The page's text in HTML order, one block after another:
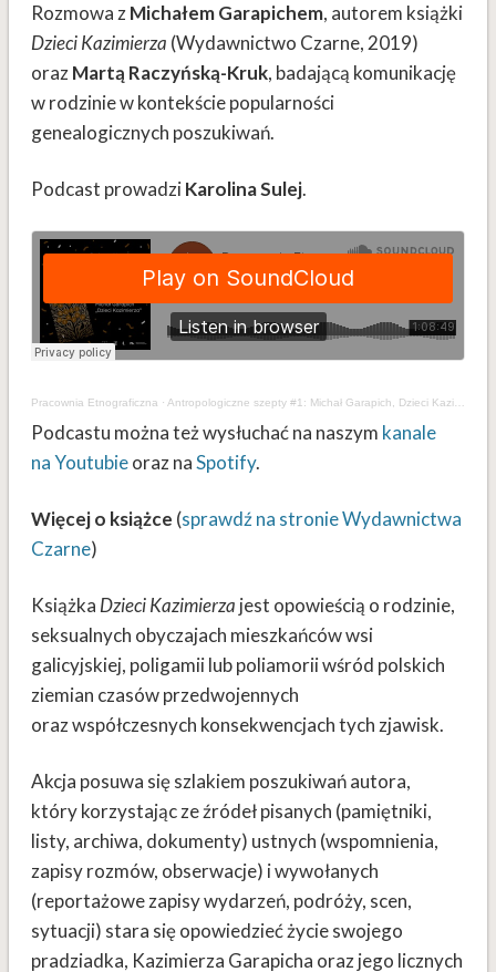
Rozmowa zMichałem Garapichem, autorem książki
Dzieci Kazimierza (Wydawnictwo Czarne, 2019)
orazMartą Raczyńską-Kruk, badającą komunikację
w rodzinie w kontekście popularności
genealogicznych poszukiwań.
Podcast prowadziKarolina Sulej.
Pracownia Etnograficzna · Antropologiczne szepty #1: Michał Garapich, Dzieci Kazimierza
Podcastu można też wysłuchać na naszym kanale
na Youtubieoraz naSpotify.
Więcej o książce (sprawdź na stronie Wydawnictwa
Czarne)
Książka Dzieci Kazimierza jest opowieścią o rodzinie,
seksualnych obyczajach mieszkańców wsi
galicyjskiej, poligamii lub poliamorii wśród polskich
ziemian czasów przedwojennych
oraz współczesnych konsekwencjach tych zjawisk.
Akcja posuwa się szlakiem poszukiwań autora,
który korzystając ze źródeł pisanych (pamiętniki,
listy, archiwa, dokumenty) ustnych (wspomnienia,
zapisy rozmów, obserwacje) i wywołanych
(reportażowe zapisy wydarzeń, podróży, scen,
sytuacji) stara się opowiedzieć życie swojego
pradziadka, Kazimierza Garapicha oraz jego licznych